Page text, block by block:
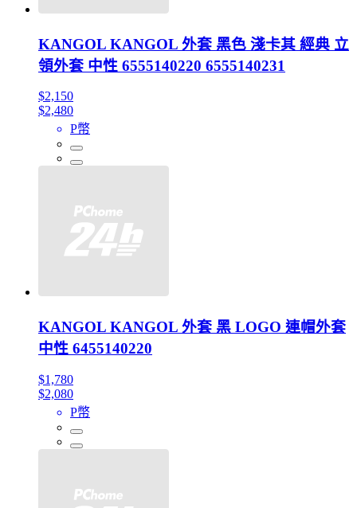
KANGOL KANGOL 外套 黑色 淺卡其 經典 立
領外套 中性 6555140220 6555140231
$2,150
$2,480
P幣
KANGOL KANGOL 外套 黑 LOGO 連帽外套
中性 6455140220
$1,780
$2,080
P幣